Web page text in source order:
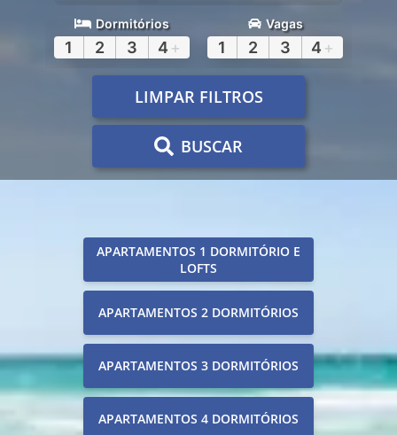
Dormitórios
1 2 3 4 +
Vagas
1 2 3 4 +
LIMPAR FILTROS
BUSCAR
APARTAMENTOS 1 DORMITÓRIO E
LOFTS
APARTAMENTOS 2 DORMITÓRIOS
APARTAMENTOS 3 DORMITÓRIOS
APARTAMENTOS 4 DORMITÓRIOS